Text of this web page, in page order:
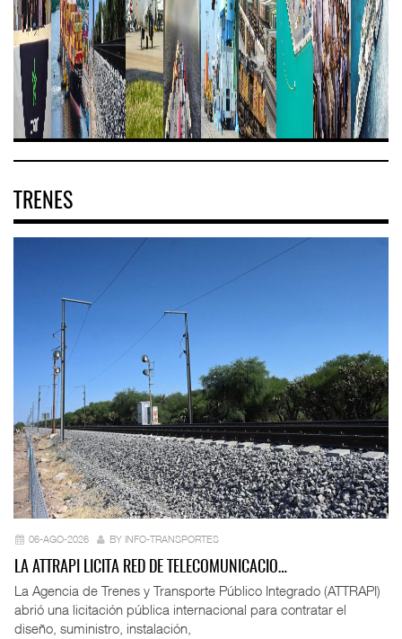
TRENES
06-AGO-2026 BY INFO-TRANSPORTES
LA ATTRAPI LICITA RED DE TELECOMUNICACIO…
La Agencia de Trenes y Transporte Público Integrado (ATTRAPI)
abrió una licitación pública internacional para contratar el
diseño, suministro, instalación,